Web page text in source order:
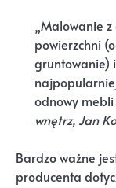
„Malowanie
powierzchni
gruntowanie)
odnowy mebli
wnętrz, Jan
Bardzo ważne
producenta